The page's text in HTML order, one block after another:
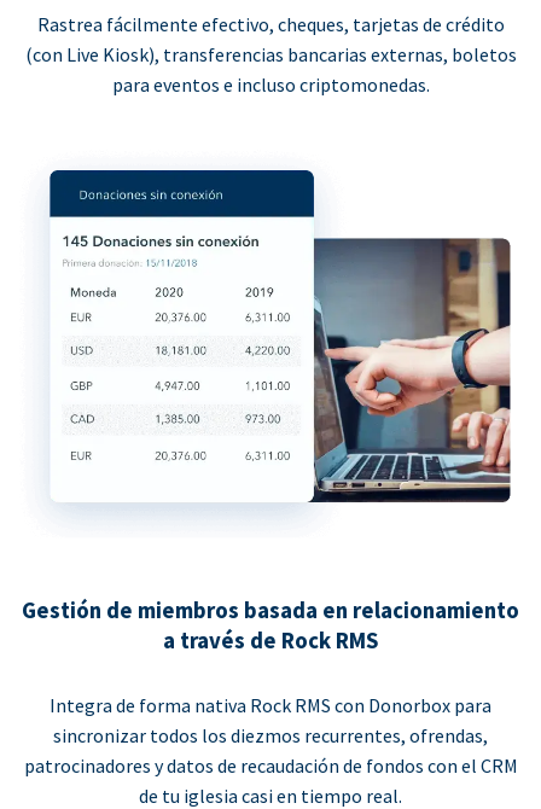
Rastrea fácilmente efectivo, cheques, tarjetas de crédito
(con Live Kiosk), transferencias bancarias externas, boletos
para eventos e incluso criptomonedas.
Gestión de miembros basada en relacionamiento
a través de Rock RMS
Integra de forma nativa Rock RMS con Donorbox para
sincronizar todos los diezmos recurrentes, ofrendas,
patrocinadores y datos de recaudación de fondos con el CRM
de tu iglesia casi en tiempo real.